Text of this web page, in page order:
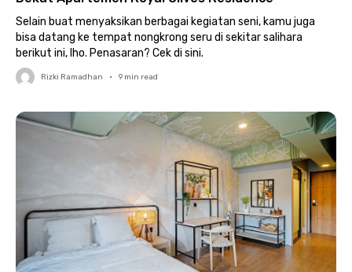
Selain buat menyaksikan berbagai kegiatan seni, kamu juga
bisa datang ke tempat nongkrong seru di sekitar salihara
berikut ini, lho. Penasaran? Cek di sini.
Rizki Ramadhan • 9 min read